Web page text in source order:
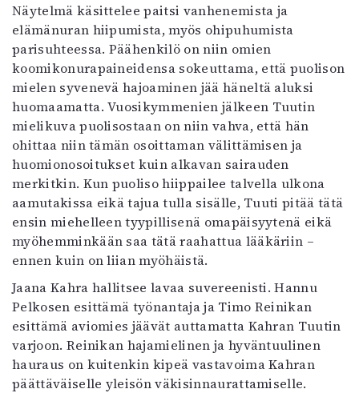
Näytelmä käsittelee paitsi vanhenemista ja
elämänuran hiipumista, myös ohipuhumista
parisuhteessa. Päähenkilö on niin omien
koomikonurapaineidensa sokeuttama, että puolison
mielen syvenevä hajoaminen jää häneltä aluksi
huomaamatta. Vuosikymmenien jälkeen Tuutin
mielikuva puolisostaan on niin vahva, että hän
ohittaa niin tämän osoittaman välittämisen ja
huomionosoitukset kuin alkavan sairauden
merkitkin. Kun puoliso hiippailee talvella ulkona
aamutakissa eikä tajua tulla sisälle, Tuuti pitää tätä
ensin miehelleen tyypillisenä omapäisyytenä eikä
myöhemminkään saa tätä raahattua lääkäriin –
ennen kuin on liian myöhäistä.
Jaana Kahra hallitsee lavaa suvereenisti. Hannu
Pelkosen esittämä työnantaja ja Timo Reinikan
esittämä aviomies jäävät auttamatta Kahran Tuutin
varjoon. Reinikan hajamielinen ja hyväntuulinen
hauraus on kuitenkin kipeä vastavoima Kahran
päättäväiselle yleisön väkisinnaurattamiselle.